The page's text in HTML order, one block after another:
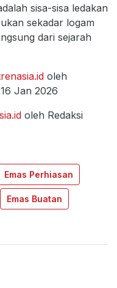
sisa-sisa ledakan
sekadar logam
dari sejarah
oleh
Jan 2026
oleh Redaksi
Emas Perhiasan
Emas Buatan